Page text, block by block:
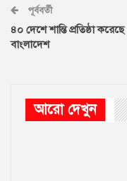
পূর্ববর্তী
৪০ দেশে শান্তি প্রতিষ্ঠা করেছে
বাংলাদেশ
আরো দেখুন